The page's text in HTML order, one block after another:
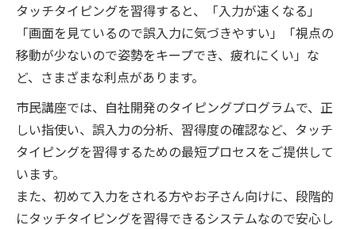
タッチタイピングを習得すると、「入力が速くなる」
「画面を見ているので誤入力に気づきやすい」「視点の
移動が少ないので姿勢をキープでき、疲れにくい」な
ど、さまざまな利点があります。
市民講座では、自社開発のタイピングプログラムで、正
しい指使い、誤入力の分析、習得度の確認など、タッチ
タイピングを習得するための最短プロセスをご提供して
います。
また、初めて入力をされる方やお子さん向けに、段階的
にタッチタイピングを習得できるシステムなので安心し